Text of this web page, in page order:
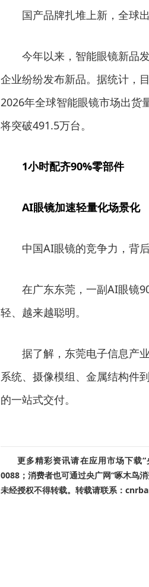
国产品牌扎堆上新，全球出
今年以来，智能眼镜新品发
企业纷纷发布新品。据统计，
2026年全球智能眼镜市场出货
将突破491.5万台。
1小时配齐90%零部件
AI眼镜加速轻量化场景化
中国AI眼镜的竞争力，背后
在广东东莞，一副AI眼镜
轻、越来越聪明。
据了解，东莞电子信息产业
系统、摄像模组、金属结构件
的一站式交付。
更多精彩资讯请在应用市场下载
0088；消费者也可通过央广网“啄木鸟
未经授权不得转载。转载请联系：